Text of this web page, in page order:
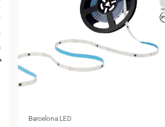
Fornitore:
Barcelona LED